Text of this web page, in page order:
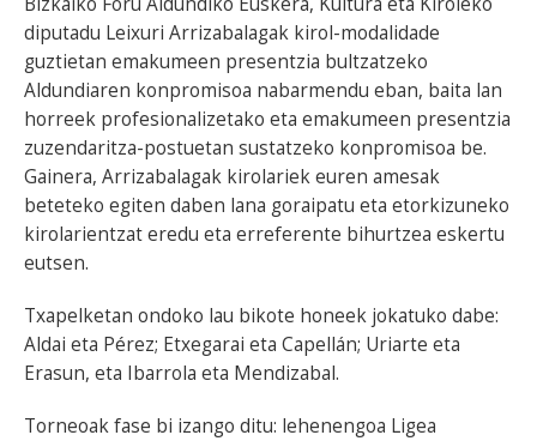
diputadu Leixuri Arrizabalagak kirol-modalidade
guztietan emakumeen presentzia bultzatzeko
Aldundiaren konpromisoa nabarmendu eban, baita lan
horreek profesionalizetako eta emakumeen presentzia
zuzendaritza-postuetan sustatzeko konpromisoa be.
Gainera, Arrizabalagak kirolariek euren amesak
beteteko egiten daben lana goraipatu eta etorkizuneko
kirolarientzat eredu eta erreferente bihurtzea eskertu
eutsen.
Txapelketan ondoko lau bikote honeek jokatuko dabe:
Aldai eta Pérez; Etxegarai eta Capellán; Uriarte eta
Erasun, eta Ibarrola eta Mendizabal.
Torneoak fase bi izango ditu: lehenengoa Ligea